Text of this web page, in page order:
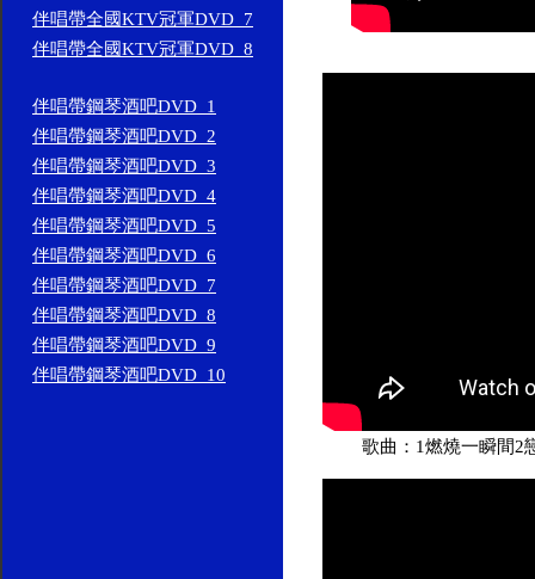
伴唱帶全國KTV冠軍DVD_7
伴唱帶全國KTV冠軍DVD_8
伴唱帶鋼琴酒吧DVD_1
伴唱帶鋼琴酒吧DVD_2
伴唱帶鋼琴酒吧DVD_3
伴唱帶鋼琴酒吧DVD_4
伴唱帶鋼琴酒吧DVD_5
伴唱帶鋼琴酒吧DVD_6
伴唱帶鋼琴酒吧DVD_7
伴唱帶鋼琴酒吧DVD_8
伴唱帶鋼琴酒吧DVD_9
伴唱帶鋼琴酒吧DVD_10
歌曲：1燃燒一瞬間2